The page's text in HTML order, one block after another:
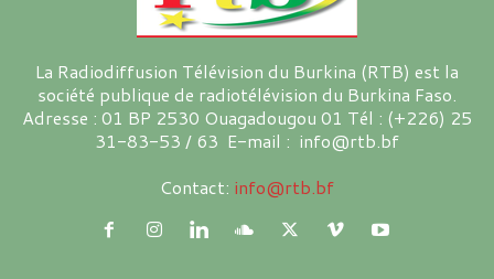
La Radiodiffusion Télévision du Burkina (RTB) est la
société publique de radiotélévision du Burkina Faso.
Adresse : 01 BP 2530 Ouagadougou 01 Tél : (+226) 25
31-83-53 / 63 E-mail : info@rtb.bf
Contact: info@rtb.bf